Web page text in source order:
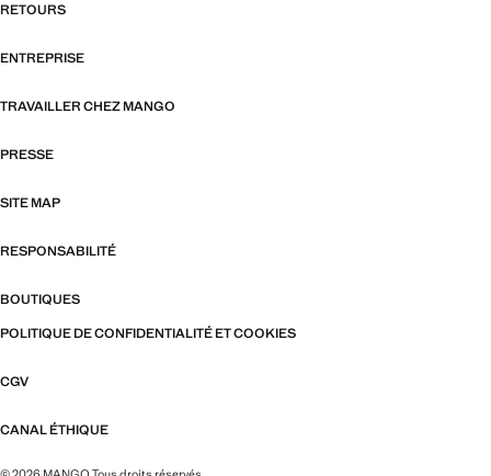
RETOURS
ENTREPRISE
TRAVAILLER CHEZ MANGO
PRESSE
SITE MAP
RESPONSABILITÉ
BOUTIQUES
POLITIQUE DE CONFIDENTIALITÉ ET COOKIES
CGV
CANAL ÉTHIQUE